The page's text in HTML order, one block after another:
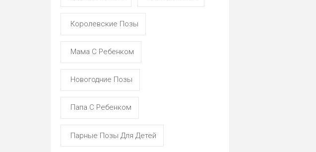
Королевские Позы
Мама С Ребенком
Новогодние Позы
Папа С Ребенком
Парные Позы Для Детей